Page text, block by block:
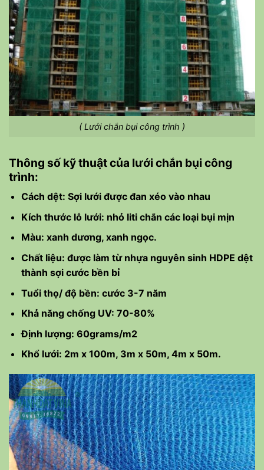
( Lưới chắn bụi công trình )
Thông số kỹ thuật của lưới chắn bụi công
trình:
Cách dệt: Sợi lưới được đan xéo vào nhau
Kích thước lỗ lưới: nhỏ liti chắn các loại bụi mịn
Màu: xanh dương, xanh ngọc.
Chất liệu: được làm từ nhựa nguyên sinh HDPE dệt
thành sợi cước bền bỉ
Tuổi thọ/ độ bền: cước 3-7 năm
Khả năng chống UV: 70-80%
Định lượng: 60grams/m2
Khổ lưới: 2m x 100m, 3m x 50m, 4m x 50m.